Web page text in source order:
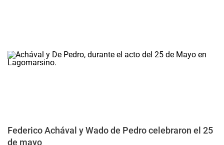
Federico Achával y Wado de Pedro celebraron el 25
de mayo